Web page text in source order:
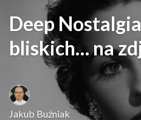
Deep
bliskich… na
Jakub Buźniak